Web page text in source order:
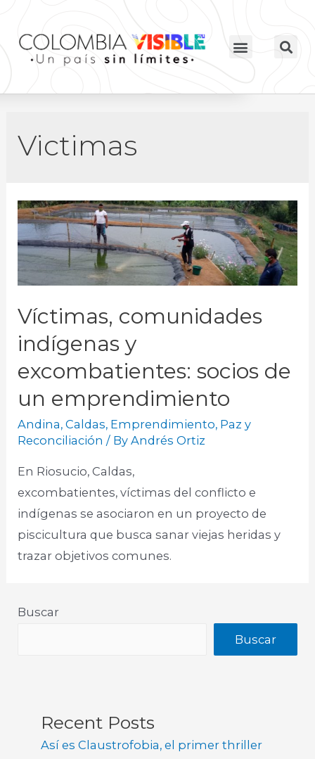
Victimas
Víctimas, comunidades
indígenas y
excombatientes: socios de
un emprendimiento
Andina,Caldas, Emprendimiento, Paz y
Reconciliación / ByAndrés Ortiz
En Riosucio, Caldas,
excombatientes, víctimas del conflicto e
indígenas se asociaron en un proyecto de
piscicultura que busca sanar viejas heridas y
trazar objetivos comunes.
Buscar
Buscar
Recent Posts
Así es Claustrofobia, el primer thriller